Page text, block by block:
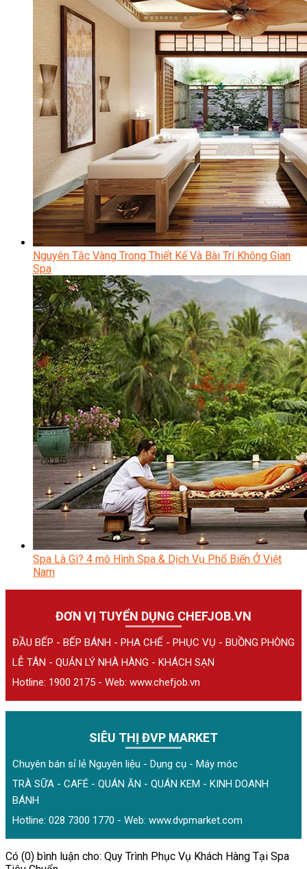
Nguyên Tắc Vàng Trong Thiết Kế Và Bài Trí Không Gian
Spa
Spa Là Gì? 4 mô Hình Spa & Dịch Vụ Phổ Biến Ở Việt
Nam
ĐƠN VỊ TUYỂN DỤNG CHEFJOB.VN
ĐẦU BẾP - BẾP BÁNH - PHA CHẾ - PHỤC VỤ - BUỒNG PHÒNG
LỄ TÂN - QUẢN LÝ NHÀ HÀNG - KHÁCH SẠN
Hotline: 1900 2175 - Web: www.chefjob.vn
SIÊU THỊ ĐVP MARKET
Chuyên bán sỉ lẻ Nguyên liệu - Dụng cụ - Máy móc
TRÀ SỮA - CAFÉ - QUÁN ĂN - QUÁN KEM - KINH DOANH
BÁNH
Hotline: 028 7300 1770 - Web: www.dvpmarket.com
Có (0) bình luận cho: Quy Trình Phục Vụ Khách Hàng Tại Spa